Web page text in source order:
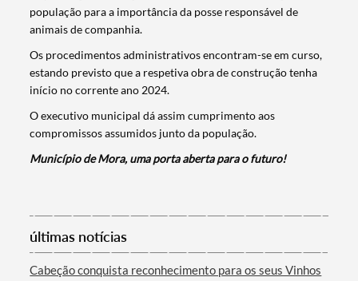
Termo de Pesquisa
população para a importância da posse responsável de
animais de companhia.
Os procedimentos administrativos encontram-se em curso,
estando previsto que a respetiva obra de construção tenha
início no corrente ano 2024.
O executivo municipal dá assim cumprimento aos
compromissos assumidos junto da população.
Município de Mora, uma porta aberta para o futuro!
últimas notícias
Cabeção conquista reconhecimento para os seus Vinhos